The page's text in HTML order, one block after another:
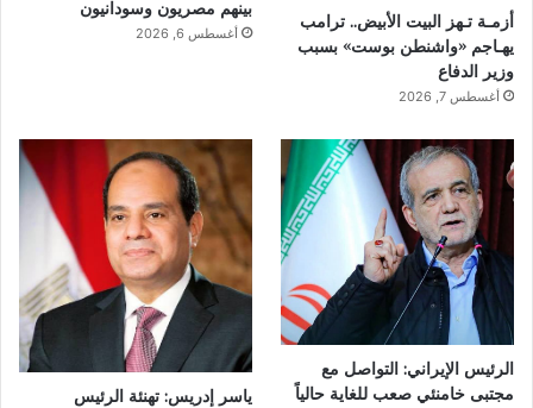
أزمـة تـهز البيت الأبيض.. ترامب
يهـاجم «واشنطن بوست» بسبب
وزير الدفاع
أغسطس 7, 2026
بينهم مصريون وسودانيون
أغسطس 6, 2026
الرئيس الإيراني: التواصل مع
مجتبى خامنئي صعب للغاية حالياً
ياسر إدريس: تهنئة الرئيس